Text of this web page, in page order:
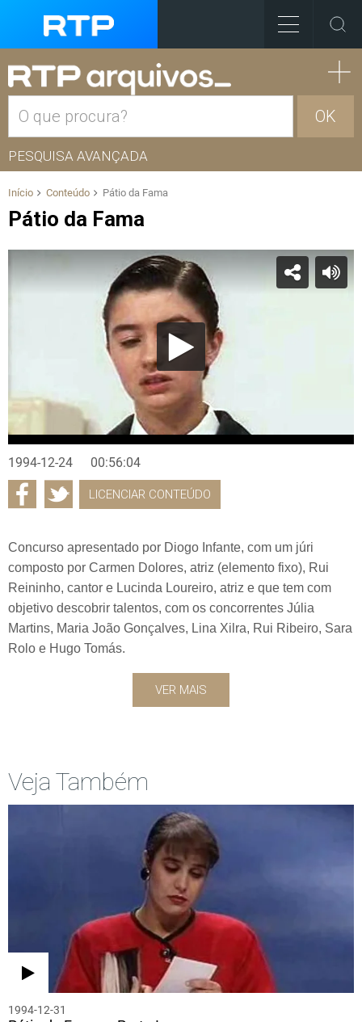
OK
PESQUISA AVANÇADA
Início Conteúdo Pátio da Fama
Pátio da Fama
1994-12-24 00:56:04
LICENCIAR CONTEÚDO
Concurso apresentado por Diogo Infante, com um júri
composto por Carmen Dolores, atriz (elemento fixo), Rui
Reininho, cantor e Lucinda Loureiro, atriz e que tem com
objetivo descobrir talentos, com os concorrentes Júlia
Martins, Maria João Gonçalves, Lina Xilra, Rui Ribeiro, Sara
Rolo e Hugo Tomás.
VER MAIS
Veja Também
1994-12-31